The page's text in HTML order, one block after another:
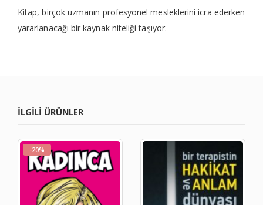
Kitap, birçok uzmanın profesyonel mesleklerini icra ederken
yararlanacağı bir kaynak niteliği taşıyor.
ILGILI ÜRÜNLER
-20%